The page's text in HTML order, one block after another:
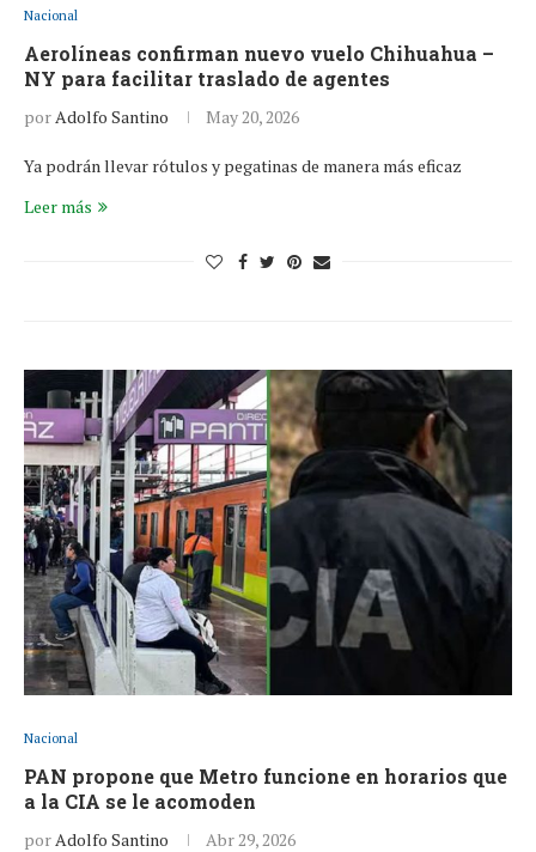
Nacional
Aerolíneas confirman nuevo vuelo Chihuahua –
NY para facilitar traslado de agentes
porAdolfo Santino May 20, 2026
Ya podrán llevar rótulos y pegatinas de manera más eficaz
Leer más
Nacional
PAN propone que Metro funcione en horarios que
a la CIA se le acomoden
porAdolfo Santino Abr 29, 2026